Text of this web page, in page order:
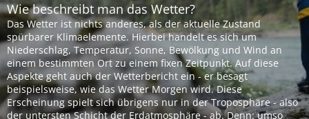
Wie beschreibt man das Wetter?
Das Wetter ist nichts anderes, als der aktuelle Zustand
spürbarer Klimaelemente. Hierbei handelt es sich um
Niederschlag, Temperatur, Sonne, Bewölkung und Wind an
einem bestimmten Ort zu einem fixen Zeitpunkt. Auf diese
Aspekte geht auch der Wetterbericht ein - er besagt
beispielsweise, wie das Wetter Morgen wird. Diese
Erscheinung spielt sich übrigens nur in der Troposphäre - also
der untersten Schicht der Erdatmosphäre - ab. Denn: umso